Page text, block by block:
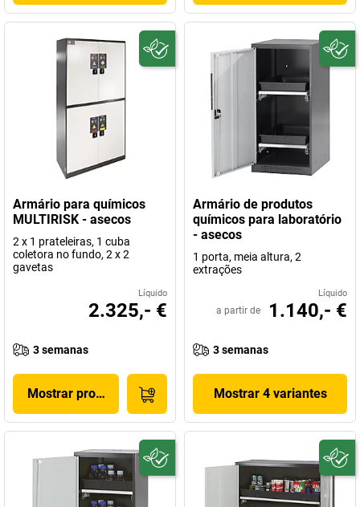
Armário para químicos
MULTIRISK - asecos
2 x 1 prateleiras, 1 cuba
coletora no fundo, 2 x 2
gavetas
Líquido
2.325,- €
3 semanas
Mostrar produto
Armário de produtos
químicos para laboratório
- asecos
1 porta, meia altura, 2
extrações
Líquido
a partir de 1.140,- €
3 semanas
Mostrar 4 variantes